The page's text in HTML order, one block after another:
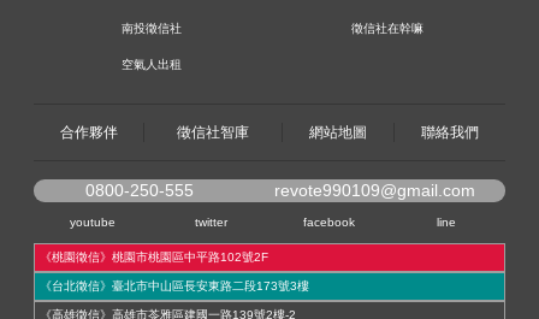
南投徵信社 徵信社在幹嘛
空氣人出租
合作夥伴 徵信社智庫 網站地圖 聯絡我們
0800-250-555 revote990109@gmail.com
youtube twitter facebook line
《桃園徵信》桃園市桃園區中平路102號2F
《台北徵信》臺北市中山區長安東路二段173號3樓
《高雄徵信》高雄市苓雅區建國一路139號2樓-2